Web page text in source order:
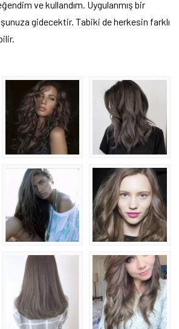
ve kullandım. Uygulanmış bir
gidecektir. Tabiki de herkesin farklı